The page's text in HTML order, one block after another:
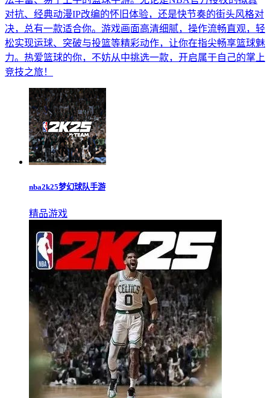
对抗、经典动漫IP改编的怀旧体验，还是快节奏的街头风格对
决，总有一款适合你。游戏画面高清细腻，操作流畅直观，轻
松实现运球、突破与投篮等精彩动作，让你在指尖畅享篮球魅
力。热爱篮球的你，不妨从中挑选一款，开启属于自己的掌上
竞技之旅！
nba2k25梦幻球队手游
精品游戏